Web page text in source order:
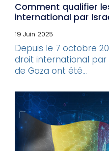
Comment qualifier
international par
19 Juin 2025
Depuis le 7 octobre
droit international par
de Gaza ont été...